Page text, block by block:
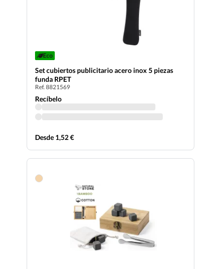
Eco
Set cubiertos publicitario acero inox 5 piezas
funda RPET
Ref. 8821569
Recíbelo
Desde 1,52 €